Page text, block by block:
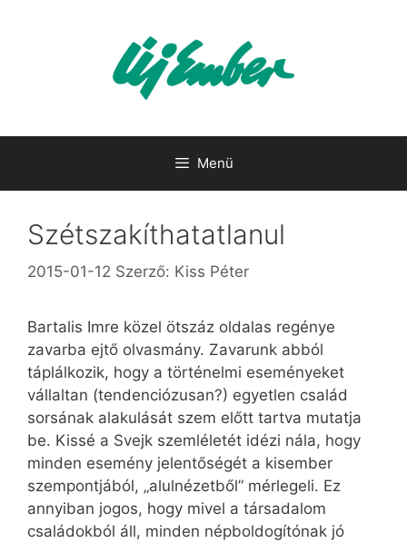
Menü
Szétszakíthatatlanul
2015-01-12 Szerző: Kiss Péter
Bartalis Imre közel ötszáz oldalas regénye
zavarba ejtő olvasmány. Zavarunk abból
táplálkozik, hogy a történelmi eseményeket
vállaltan (tendenciózusan?) egyetlen család
sorsának alakulását szem előtt tartva mutatja
be. Kissé a Svejk szemléletét idézi nála, hogy
minden esemény jelentőségét a kisember
szempontjából, „alulnézetből” mérlegeli. Ez
annyiban jogos, hogy mivel a társadalom
családokból áll, minden népboldogítónak jó